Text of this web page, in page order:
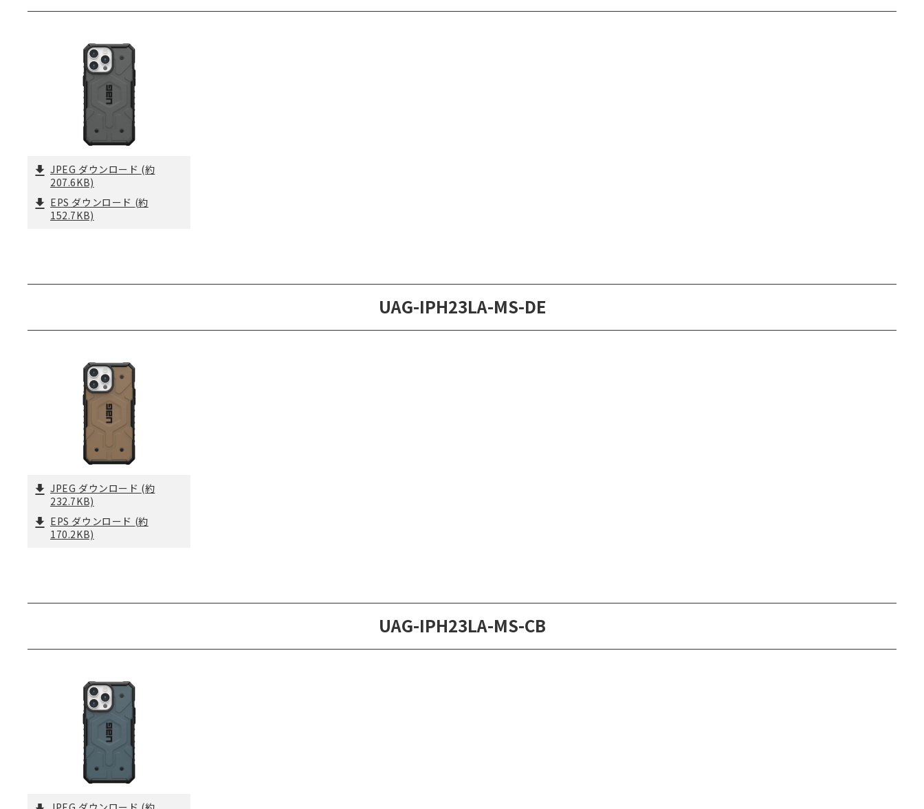
JPEG ダウンロード (約
207.6KB)
EPS ダウンロード (約
152.7KB)
UAG-IPH23LA-MS-DE
JPEG ダウンロード (約
232.7KB)
EPS ダウンロード (約
170.2KB)
UAG-IPH23LA-MS-CB